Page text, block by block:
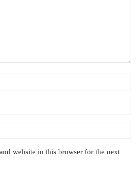
website in this browser for the next